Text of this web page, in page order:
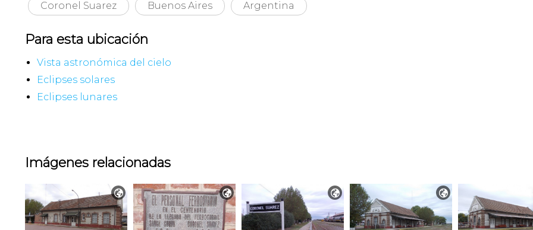
Coronel Suarez Buenos Aires Argentina
Para esta ubicación
Vista astronómica del cielo
Eclipses solares
Eclipses lunares
Imágenes relacionadas
   